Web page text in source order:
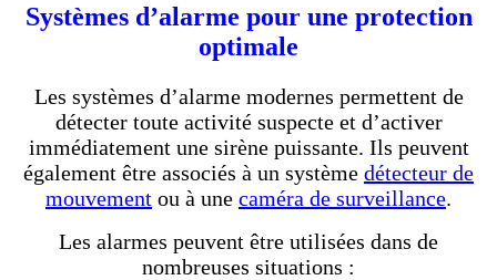
Systèmes d’alarme pour une protection
optimale
Les systèmes d’alarme modernes permettent de
détecter toute activité suspecte et d’activer
immédiatement une sirène puissante. Ils peuvent
également être associés à un système détecteur de
mouvement ou à une caméra de surveillance.
Les alarmes peuvent être utilisées dans de
nombreuses situations :